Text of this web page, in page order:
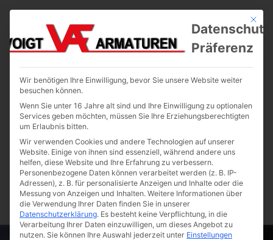
Mit
Präferenz
Wir benötigen Ihre Einwilligung, bevor Sie unsere Website weiter
besuchen können.
Wenn Sie unter 16 Jahre alt sind und Ihre Einwilligung zu optionalen
Services geben möchten, müssen Sie Ihre Erziehungsberechtigten
um Erlaubnis bitten.
Wir verwenden Cookies und andere Technologien auf unserer
Website. Einige von ihnen sind essenziell, während andere uns
helfen, diese Website und Ihre Erfahrung zu verbessern.
Personenbezogene Daten können verarbeitet werden (z. B. IP-
Adressen), z. B. für personalisierte Anzeigen und Inhalte oder die
Messung von Anzeigen und Inhalten. Weitere Informationen über
die Verwendung Ihrer Daten finden Sie in unserer
Datenschutzerklärung. Es besteht keine Verpflichtung, in die
Verarbeitung Ihrer Daten einzuwilligen, um dieses Angebot zu
nutzen. Sie können Ihre Auswahl jederzeit unter Einstellungen